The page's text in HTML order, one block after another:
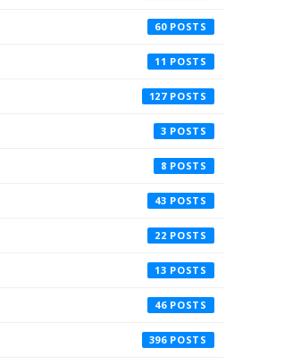
60
11
127
3
8
43
22
13
46
396